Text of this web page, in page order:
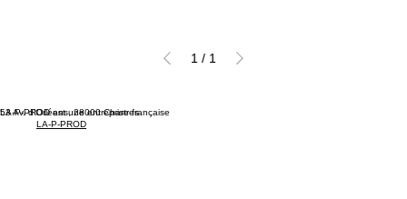
1 / 1
LA-P-PROD
53 Av. d'Orléans, 28000 Chartres
LA-P-PROD est une entreprise française